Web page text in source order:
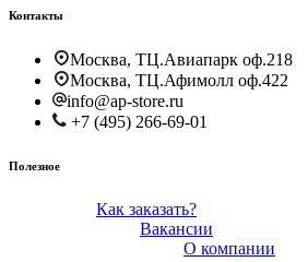
Контакты
Москва, ТЦ.Авиапарк оф.218
Москва, ТЦ.Афимолл оф.422
info@ap-store.ru
+7 (495) 266-69-01
Полезное
Как заказать?
Вакансии
О компании